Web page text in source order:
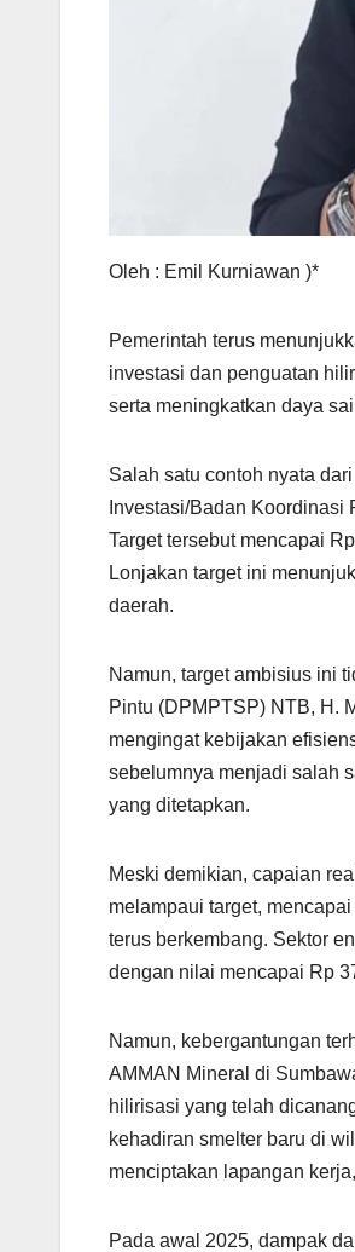
Oleh : Emil Kurniawan )*
Pemerintah terus
investasi dan penguatan
serta meningkatkan daya
Salah satu contoh nyata
Investasi/Badan
Target tersebut mencapai
Lonjakan target ini
daerah.
Namun, target ambisius ini
Pintu (DPMPTSP) NTB, H.
mengingat kebijakan
sebelumnya menjadi salah
yang ditetapkan.
Meski demikian, capaian
melampaui target,
terus berkembang. Sektor
dengan nilai mencapai Rp
Namun, kebergantungan
AMMAN Mineral di
hilirisasi yang telah
kehadiran smelter baru di
menciptakan lapangan
Pada awal 2025, dampak